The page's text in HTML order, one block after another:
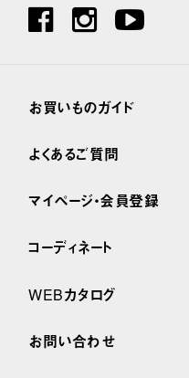
お買いものガイド
よくあるご質問
マイページ・会員登録
コーディネート
WEBカタログ
お問い合わせ